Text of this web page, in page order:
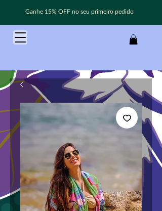
Ganhe 15% OFF no seu primeiro pedido